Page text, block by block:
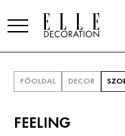
FŐOLDAL DECOR
FEELING